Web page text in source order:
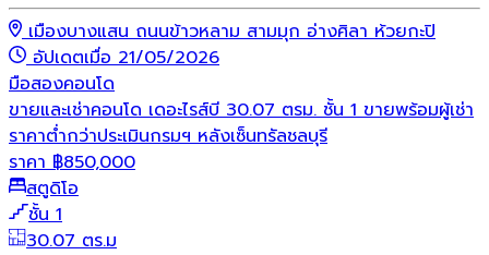
เมืองบางแสน ถนนข้าวหลาม สามมุก อ่างศิลา ห้วยกะปิ
อัปเดตเมื่อ 21/05/2026
มือสองคอนโด
ขายและเช่าคอนโด เดอะไรส์บี 30.07 ตรม. ชั้น 1 ขายพร้อมผู้เช่า
ราคาต่ำกว่าประเมินกรมฯ หลังเซ็นทรัลชลบุรี
ราคา ฿850,000
สตูดิโอ
ชั้น 1
30.07 ตร.ม